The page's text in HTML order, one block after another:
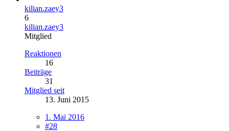
kilian.zaey3
6
kilian.zaey3
Mitglied
Reaktionen
16
Beiträge
31
Mitglied seit
13. Juni 2015
1. Mai 2016
#28